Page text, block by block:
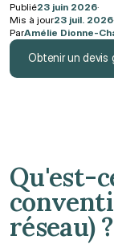
Publié23 juin 2026·
Mis à jour23 juil. 2026·
ParAmélie Dionne-
Obtenir un devis
Qu'est-
réseau) ?